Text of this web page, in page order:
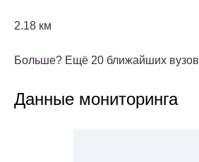
2.18 км
Больше? Ещё 20 ближайших вузов
Данные мониторинга